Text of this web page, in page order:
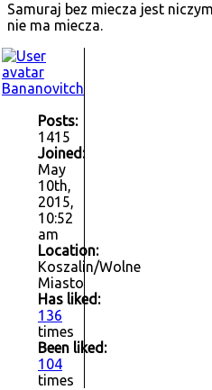
Samuraj bez miecza jest
nie ma miecza.
Bananovitch
Posts:
1415
Joined:
May
10th,
2015,
10:52
am
Location:
Koszalin/Wolne
Miasto
Has liked:
136
times
Been liked:
104
times